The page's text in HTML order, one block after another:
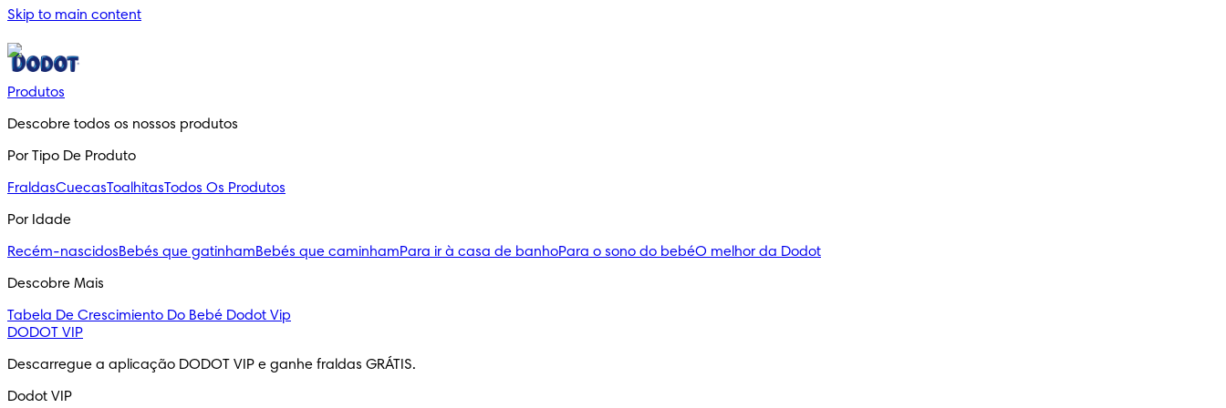
Skip to main content
Produtos
Descobre todos os nossos produtos
Por Tipo De Produto
FraldasCuecasToalhitasTodos Os Produtos
Por Idade
Recém-nascidosBebés que gatinhamBebés que caminhamPara ir à casa de banhoPara o sono do bebéO melhor da Dodot
Descobre Mais
Tabela De Crescimiento Do Bebé Dodot Vip
DODOT VIP
Descarregue a aplicação DODOT VIP e ganhe fraldas GRÁTIS.
Dodot VIP